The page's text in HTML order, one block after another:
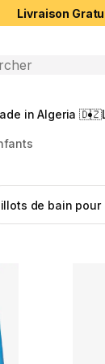
Livraison
ouverte
in Algeria 🇩🇿
de bain pour